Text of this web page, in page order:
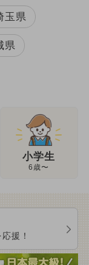
玉県
県
小学生
6歳〜
援！